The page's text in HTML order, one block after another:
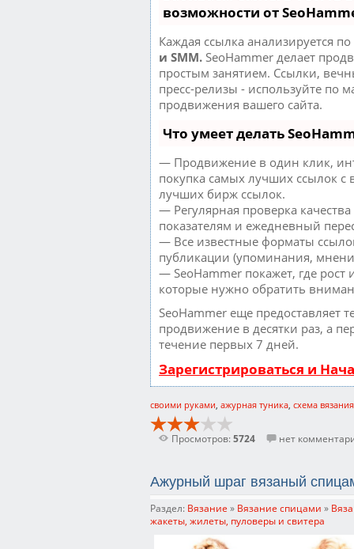
возможности от
Каждая ссылка анализируется
и SMM. SeoHammer делает
простым занятием. Ссылки,
пресс-релизы - используйте по
продвижения вашего сайта.
Что умеет делать
— Продвижение в один клик,
покупка самых лучших ссылок с
лучших бирж ссылок.
— Регулярная проверка
показателям и ежедневный
— Все известные форматы
публикации (упоминания,
— SeoHammer покажет, где рост
которые нужно обратить
SeoHammer еще предоставляет
продвижение в десятки раз, а
течение первых 7 дней.
Зарегистрироваться и
своими руками, ажурная туника, схема вязания
Просмотров:5724 нет
Ажурный шраг вязаный
Раздел: Вязание » Вязание спицами »
жакеты, жилеты, пуловеры и свитера